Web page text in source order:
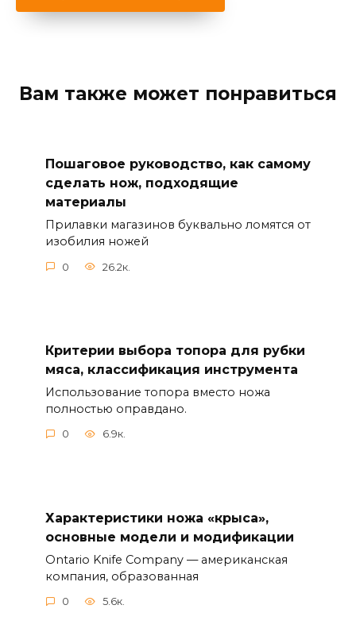
Вам также может понравиться
Пошаговое руководство, как самому
сделать нож, подходящие
материалы
Прилавки магазинов буквально ломятся от
изобилия ножей
0 26.2к.
Критерии выбора топора для рубки
мяса, классификация инструмента
Использование топора вместо ножа
полностью оправдано.
0 6.9к.
Характеристики ножа «крыса»,
основные модели и модификации
Ontario Knife Company — американская
компания, образованная
0 5.6к.